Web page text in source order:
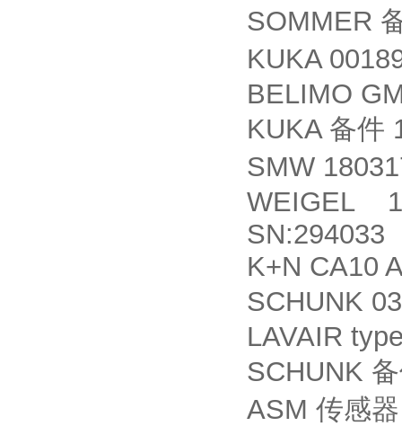
SOMMER
KUKA
BELIMO
KUKA 备件
SMW
WEIGEL
SN:294033
K+N CA10
SCHUNK
LAVAIR
SCHUNK
ASM 传感器